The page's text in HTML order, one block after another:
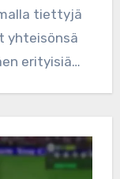
tiettyjä
yhteisönsä
erityisiä…